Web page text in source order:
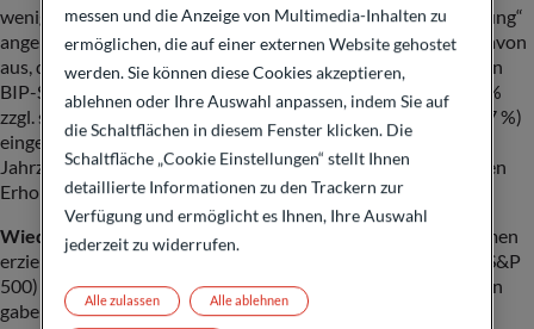
weniger als 1 %. Zum Vergleich: Nach den am „Tag der Befreiung“
angekündigten 20% fiel der Index noch um 5 %. Wir gehen davon
aus, dass in den Gewinnprognosen der Unternehmen und den
BIP-Schätzungen nun als Basisszenario ein Basiszoll von 10 %
zzgl. sektorspezifischen Zöllen (aktuell liegen diese bei 15–17 %)
eingepreist ist, was immer noch den höchsten Stand seit
Jahrzehnten darstellt. Dies erklärt einen Großteil der jüngsten
Erholung.
Wieder optimistischere Gewinnaussichten
: Die Unternehmen
erzielten nicht nur ein solides Gewinnwachstum von +10% (S&P
500) bzw. +2% (Stoxx Europe 600) im ersten Quartal, sondern
gaben auch bessere Prognosen und Signale ab als erwartet,
messen und die Anzeige von Multimedia-Inhalten zu
ermöglichen, die auf einer externen Website gehostet
werden. Sie können diese Cookies akzeptieren,
ablehnen oder Ihre Auswahl anpassen, indem Sie auf
die Schaltflächen in diesem Fenster klicken. Die
Schaltfläche „Cookie Einstellungen“ stellt Ihnen
detaillierte Informationen zu den Trackern zur
Verfügung und ermöglicht es Ihnen, Ihre Auswahl
jederzeit zu widerrufen.
Alle ablehnen
Alle zulassen